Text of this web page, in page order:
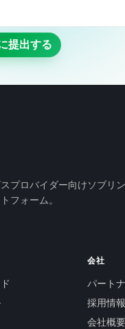
提出する
プロバイダー向けソブリン
フォーム。
会社
パート
採用情報
会社概要